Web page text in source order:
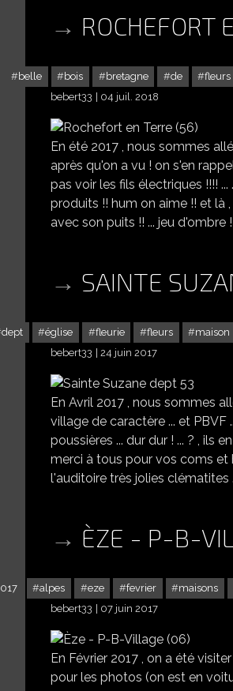
ROCHEFORT
belle bois bretagne de fleurs
bebert33
04 juil. 2018
En été 2017 , nous sommes
après qu'on a vu ! on s'en
pas voir les fils électriques !!!!
produits !! hum on aime !! et là
avec son puits !! ... jeu
SAINTE
dept église fleurie fleurs maison
bebert33
24 juin 2017
En Avril 2017 , nous sommes
village de caractère ... et PBVF
poussières ... dur dur ! ... ? , ils
merci à tous pour vos coms et
l'auditoire très jolies clématites
ÈZE - P-B-
alpes eze fevrier maisons
bebert33
07 juin 2017
En Février 2017 , on a été
pour les photos (on est en